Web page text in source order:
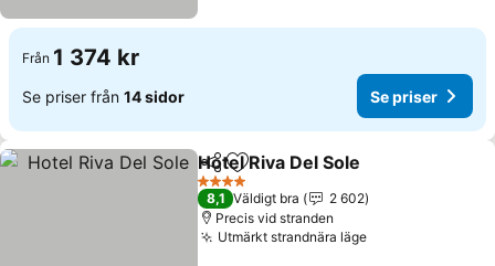
Från 1 374 kr
Se priser från 14 sidor Se priser
Dela Lägg till i Mina Favoriter
Hotel Riva Del Sole
4 Stjärnor
8,1 Väldigt bra
2 602
Precis vid stranden
Utmärkt strandnära läge